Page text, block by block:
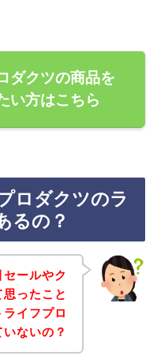
ダクツの商品を
い方はこちら
ロダクツのラ
るの？
ールやク
ったこと
イフプロ
ないの？